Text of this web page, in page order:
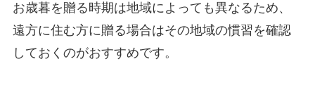
お歳暮を贈る時期は地域によっても異なるため、
遠方に住む方に贈る場合はその地域の慣習を確認
しておくのがおすすめです。